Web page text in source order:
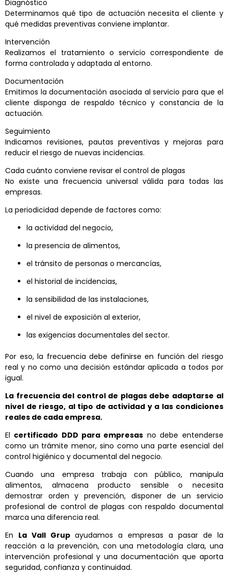
Diagnóstico
Determinamos qué tipo de actuación necesita el cliente y
qué medidas preventivas conviene implantar.
Intervención
Realizamos el tratamiento o servicio correspondiente de
forma controlada y adaptada al entorno.
Documentación
Emitimos la documentación asociada al servicio para que el
cliente disponga de respaldo técnico y constancia de la
actuación.
Seguimiento
Indicamos revisiones, pautas preventivas y mejoras para
reducir el riesgo de nuevas incidencias.
Cada cuánto conviene revisar el control de plagas
No existe una frecuencia universal válida para todas las
empresas.
La periodicidad depende de factores como:
la actividad del negocio,
la presencia de alimentos,
el tránsito de personas o mercancías,
el historial de incidencias,
la sensibilidad de las instalaciones,
el nivel de exposición al exterior,
las exigencias documentales del sector.
Por eso, la frecuencia debe definirse en función del riesgo
real y no como una decisión estándar aplicada a todos por
igual.
La frecuencia del control de plagas debe adaptarse al
nivel de riesgo, al tipo de actividad y a las condiciones
reales de cada empresa.
El certificado DDD para empresas no debe entenderse
como un trámite menor, sino como una parte esencial del
control higiénico y documental del negocio.
Cuando una empresa trabaja con público, manipula
alimentos, almacena producto sensible o necesita
demostrar orden y prevención, disponer de un servicio
profesional de control de plagas con respaldo documental
marca una diferencia real.
En La Vall Grupayudamos a empresas a pasar de la
reacción a la prevención, con una metodología clara, una
intervención profesional y una documentación que aporta
seguridad, confianza y continuidad.